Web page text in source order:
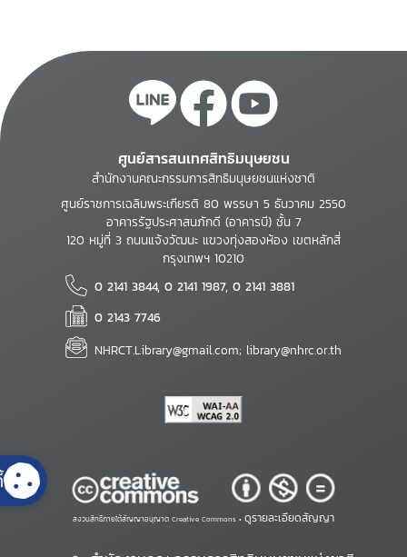
ศูนย์สารสนเทศสิทธิมนุษยชน
สำนักงานคณะกรรมการสิทธิมนุษยชนแห่งชาติ
ศูนย์ราชการเฉลิมพระเกียรติ 80 พรรษา 5 ธันวาคม 2550
อาคารรัฐประศาสนภักดี (อาคารบี) ชั้น 7
120 หมู่ที่ 3 ถนนแจ้งวัฒนะ แขวงทุ่งสองห้อง เขตหลักสี่
กรุงเทพฯ 10210
0 2141 3844, 0 2141 1987, 0 2141 3881
0 2143 7746
NHRCT.Library@gmail.com; library@nhrc.or.th
สงวนสิทธิ์ภายใต้สัญญาอนุญาต Creative Commons • ดูรายละเอียดสัญญา